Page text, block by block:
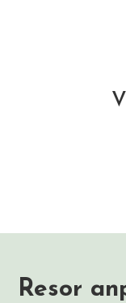
Resor